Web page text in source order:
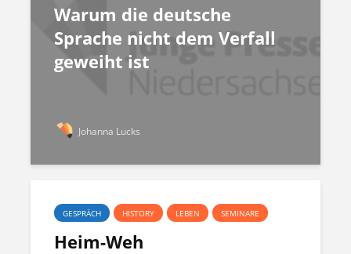
Warum die deutsche
Sprache nicht dem Verfall
geweiht ist
Johanna Lucks
GESPRÄCH HISTORY LEBEN SEMINARE
Heim-Weh